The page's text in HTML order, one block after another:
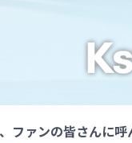
、ファンの皆さんに呼